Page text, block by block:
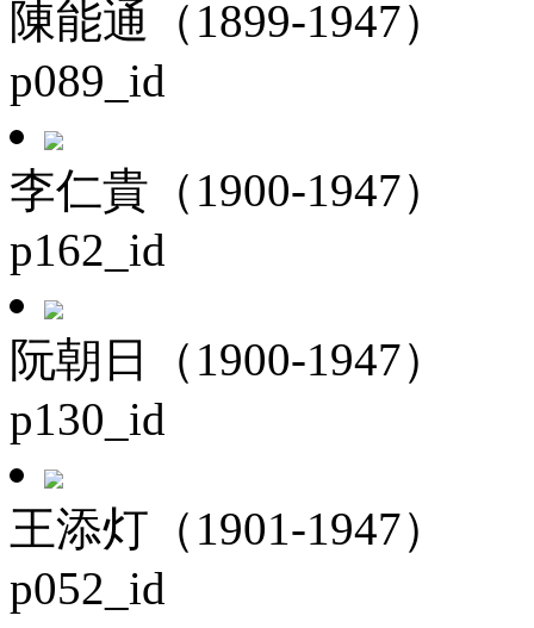
陳能通（1899-1947）
p089_id
李仁貴（1900-1947）
p162_id
阮朝日（1900-1947）
p130_id
王添灯（1901-1947）
p052_id